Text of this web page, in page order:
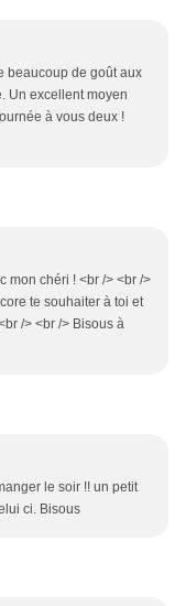
beaucoup de goût aux
Un excellent moyen
à vous deux !
mon chéri ! <br /> <br />
te souhaiter à toi et
/> <br /> Bisous à
le soir !! un petit
ci. Bisous